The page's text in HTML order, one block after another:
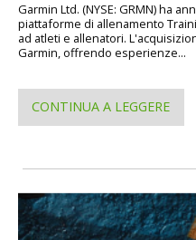
Garmin Ltd. (NYSE: GRMN) ha
piattaforme di allenamento
ad atleti e allenatori.
Garmin, offrendo esperienze...
CONTINUA A LEGGERE